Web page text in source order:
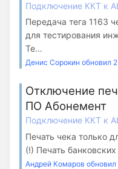
Подключение ККТ к
Передача тега 1163
для тестирования
Те...
Денис Сорокин обновил
Отключение
ПО Абонемент
Подключение ККТ к
Печать чека только
(!) Печать
Андрей Комаров обновил